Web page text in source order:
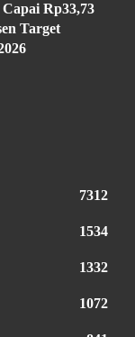
Rp33,73
Target
7312
1534
1332
1072